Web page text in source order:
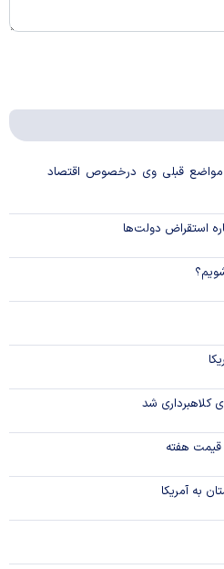
با مواضع قبلی وی درخصوص اقتصاد
استقراض دولت‌ها
کلاهبرداری شد
قیمت هفته
به آمریکا